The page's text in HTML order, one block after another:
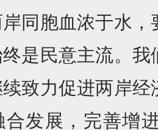
同胞血浓于水，
是民意主流。
致力促进两岸
合发展，完善增